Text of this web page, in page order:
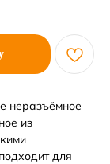
неразъёмное
из
для